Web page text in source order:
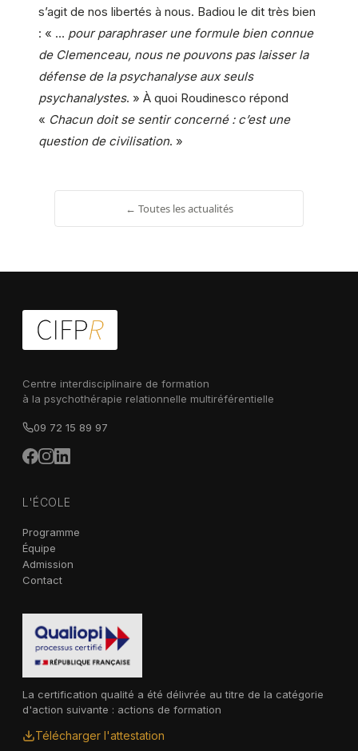
s’agit de nos libertés à nous. Badiou le dit très bien
: « … pour paraphraser une formule bien connue
de Clemenceau, nous ne pouvons pas laisser la
défense de la psychanalyse aux seuls
psychanalystes. » À quoi Roudinesco répond
« Chacun doit se sentir concerné : c’est une
question de civilisation. »
← Toutes les actualités
Centre interdisciplinaire de formation
à la psychothérapie relationnelle multiréférentielle
09 72 15 89 97
L'ÉCOLE
Programme
Équipe
Admission
Contact
La certification qualité a été délivrée au titre de la catégorie
d'action suivante : actions de formation
Télécharger l'attestation